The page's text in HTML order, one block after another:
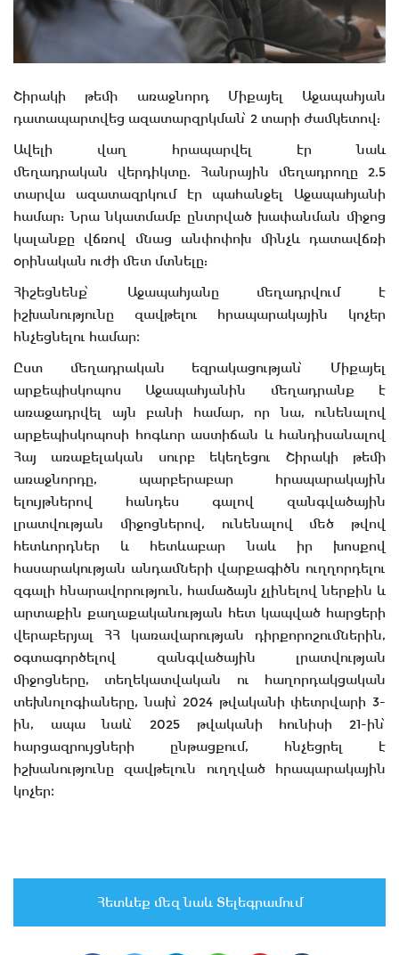
Շիրակի թեմի առաջնորդ Միքայել Աջապահյան
դատապարտվեց ազատարզրկման՝ 2 տարի ժամկետով:
Ավելի վաղ հրապարվել էր նաև
մեղադրական վերդիկտը. Հանրային մեղադրողը 2.5
տարվա ազատազրկում էր պահանջել Աջապահյանի
համար: Նրա նկատմամբ ընտրված խափանման միջոց
կալանքը վճռով մնաց անփոփոխ մինչև դատավճռի
օրինական ուժի մետ մտնելը:
Հիշեցնենք՝ Աջապահյանը մեղադրվում է
իշխանությունը զավթելու հրապարակային կոչեր
հնչեցնելու համար։
Ըստ մեղադրական եզրակացության՝ Միքայել
արքեպիսկոպոս Աջապահյանին մեղադրանք է
առաջադրվել այն բանի համար, որ նա, ունենալով
արքեպիսկոպոսի հոգևոր աստիճան և հանդիսանալով
Հայ առաքելական սուրբ եկեղեցու Շիրակի թեմի
առաջնորդը, պարբերաբար հրապարակային
ելույթներով հանդես գալով զանգվածային
լրատվության միջոցներով, ունենալով մեծ թվով
հետևորդներ և հետևաբար նաև իր խոսքով
հասարակության անդամների վարքագիծն ուղղորդելու
զգալի հնարավորություն, համաձայն չլինելով ներքին և
արտաքին քաղաքականության հետ կապված հարցերի
վերաբերյալ ՀՀ կառավարության դիրքորոշումներին,
օգտագործելով զանգվածային լրատվության
միջոցները, տեղեկատվական ու հաղորդակցական
տեխնոլոգիաները, նախ՝ 2024 թվականի փետրվարի 3-
ին, ապա նաև՝ 2025 թվականի հունիսի 21-ին՝
հարցազրույցների ընթացքում, հնչեցրել է
իշխանությունը զավթելուն ուղղված հրապարակային
կոչեր։
Հետևեք մեզ նաև Տելեգրամում